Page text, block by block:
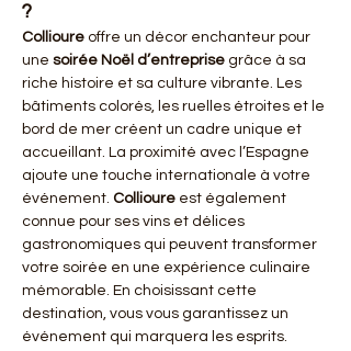
?
Collioure offre un décor enchanteur pour
une soirée Noël d’entreprise grâce à sa
riche histoire et sa culture vibrante. Les
bâtiments colorés, les ruelles étroites et le
bord de mer créent un cadre unique et
accueillant. La proximité avec l’Espagne
ajoute une touche internationale à votre
événement. Collioure est également
connue pour ses vins et délices
gastronomiques qui peuvent transformer
votre soirée en une expérience culinaire
mémorable. En choisissant cette
destination, vous vous garantissez un
événement qui marquera les esprits.